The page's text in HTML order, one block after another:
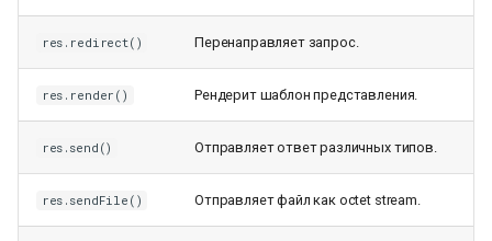
res.redirect() Перенаправляет запрос.
res.render() Рендерит шаблон представления.
res.send() Отправляет ответ различных типов.
res.sendFile() Отправляет файл как octet stream.